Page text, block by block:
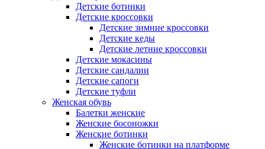
Детские ботинки
Детские кроссовки
Детские зимние кроссовки
Детские кеды
Детские летние кроссовки
Детские мокасины
Детские сандалии
Детские сапоги
Детские туфли
Женская обувь
Балетки женские
Женские босоножки
Женские ботинки
Женские ботинки на платформе